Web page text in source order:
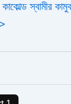
স্বামীর